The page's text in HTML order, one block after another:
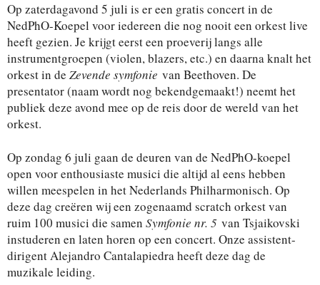
Op zaterdagavond 5 juli is er een gratis concert in de
NedPhO-Koepel voor iedereen die nog nooit een orkest live
heeft gezien. Je krijgt eerst een proeverij langs alle
instrumentgroepen (violen, blazers, etc.) en daarna knalt het
orkest in de Zevende symfonie van Beethoven. De
presentator (naam wordt nog bekendgemaakt!) neemt het
publiek deze avond mee op de reis door de wereld van het
orkest.
Op zondag 6 juli gaan de deuren van de NedPhO-koepel
open voor enthousiaste musici die altijd al eens hebben
willen meespelen in het Nederlands Philharmonisch. Op
deze dag creëren wij een zogenaamd scratch orkest van
ruim 100 musici die samen Symfonie nr. 5 van Tsjaikovski
instuderen en laten horen op een concert. Onze assistent-
dirigent Alejandro Cantalapiedra heeft deze dag de
muzikale leiding.